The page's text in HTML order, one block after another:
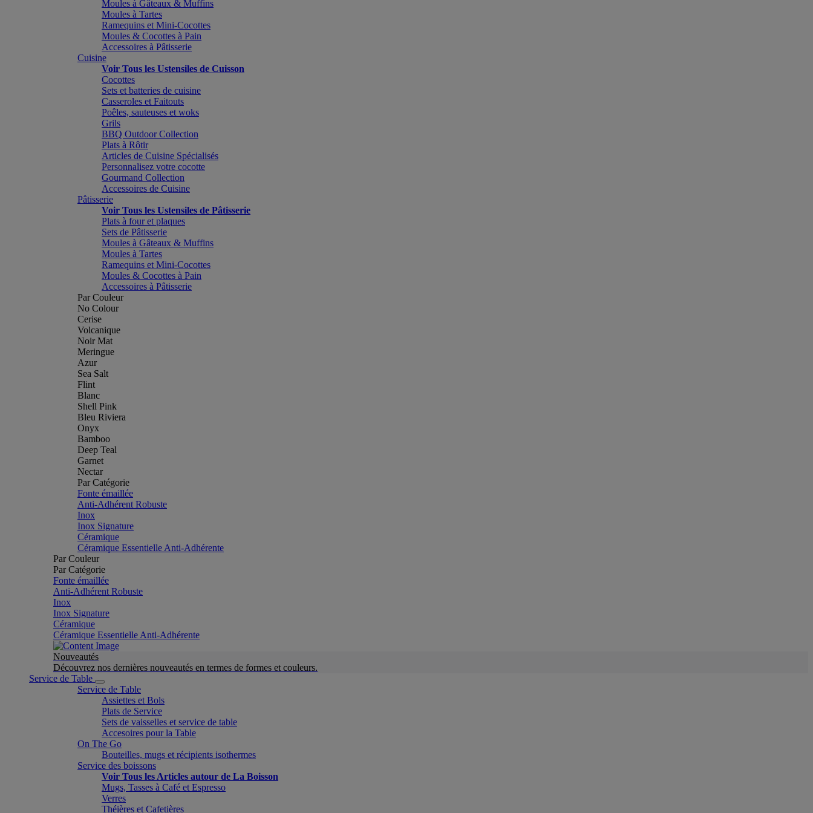
Moules à Gâteaux & Muffins
Moules à Tartes
Ramequins et Mini-Cocottes
Moules & Cocottes à Pain
Accessoires à Pâtisserie
Cuisine
Voir Tous les Ustensiles de Cuisson
Cocottes
Sets et batteries de cuisine
Casseroles et Faitouts
Poêles, sauteuses et woks
Grils
BBQ Outdoor Collection
Plats à Rôtir
Articles de Cuisine Spécialisés
Personnalisez votre cocotte
Gourmand Collection
Accessoires de Cuisine
Pâtisserie
Voir Tous les Ustensiles de Pâtisserie
Plats à four et plaques
Sets de Pâtisserie
Moules à Gâteaux & Muffins
Moules à Tartes
Ramequins et Mini-Cocottes
Moules & Cocottes à Pain
Accessoires à Pâtisserie
Par Couleur
No Colour
Cerise
Volcanique
Noir Mat
Meringue
Azur
Sea Salt
Flint
Blanc
Shell Pink
Bleu Riviera
Onyx
Bamboo
Deep Teal
Garnet
Nectar
Par Catégorie
Fonte émaillée
Anti-Adhérent Robuste
Inox
Inox Signature
Céramique
Céramique Essentielle Anti-Adhérente
Par Couleur
Par Catégorie
Fonte émaillée
Anti-Adhérent Robuste
Inox
Inox Signature
Céramique
Céramique Essentielle Anti-Adhérente
Nouveautés
Découvrez nos dernières nouveautés en termes de formes et couleurs.
Service de Table
Service de Table
Assiettes et Bols
Plats de Service
Sets de vaisselles et service de table
Accesoires pour la Table
On The Go
Bouteilles, mugs et récipients isothermes
Service des boissons
Voir Tous les Articles autour de La Boisson
Mugs, Tasses à Café et Espresso
Verres
Théières et Cafetières